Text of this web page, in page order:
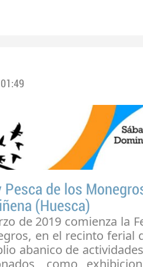
Pesca de los
(Huesca)
de 2019 comienza la
en el recinto ferial
abanico de